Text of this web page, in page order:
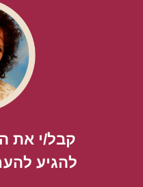
לגרום לבעיות פיזיות.
להורדת רמות הלחץ ומגביר
לאחר הרבה זמן שהבכי
קבל/י את
להגיע